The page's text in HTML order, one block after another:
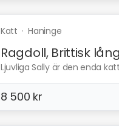
Katt ·Haninge
Ragdoll, Brittisk
Ljuvliga Sally är den enda
8 500 kr